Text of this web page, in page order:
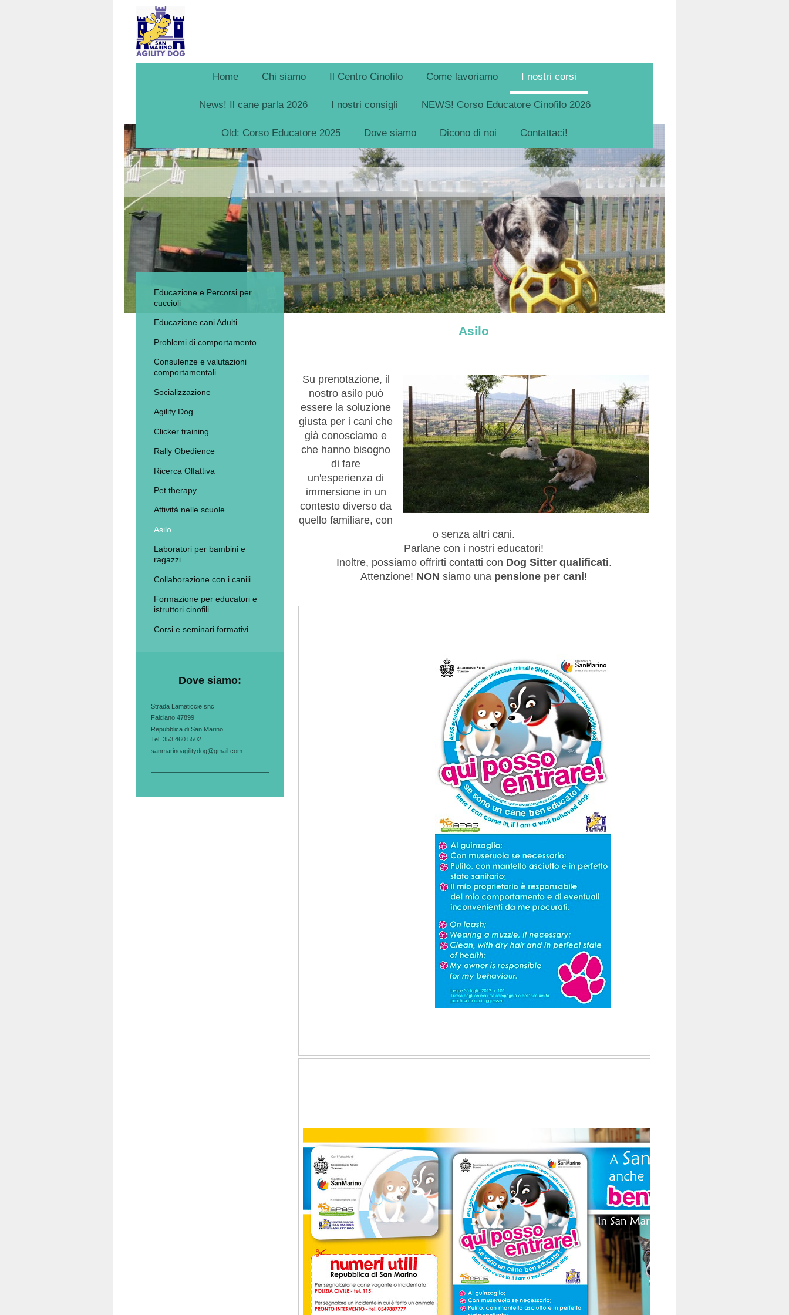
Home Chi siamo Il Centro Cinofilo Come lavoriamo I nostri corsi
News! Il cane parla 2026 I nostri consigli NEWS! Corso Educatore Cinofilo 2026
Old: Corso Educatore 2025 Dove siamo Dicono di noi Contattaci!
Asilo
Su prenotazione, il
nostro asilo può
essere la soluzione
giusta per i cani che
già conosciamo e
che hanno bisogno
di fare
un'esperienza di
immersione in un
contesto diverso da
quello familiare, con
o senza altri cani.
Parlane con i nostri educatori!
Inoltre, possiamo offrirti contatti con Dog Sitter qualificati.
Attenzione! NON siamo una pensione per cani!
Educazione e Percorsi per
cuccioli
Educazione cani Adulti
Problemi di comportamento
Consulenze e valutazioni
comportamentali
Socializzazione
Agility Dog
Clicker training
Rally Obedience
Ricerca Olfattiva
Pet therapy
Attività nelle scuole
Asilo
Laboratori per bambini e
ragazzi
Collaborazione con i canili
Formazione per educatori e
istruttori cinofili
Corsi e seminari formativi
Dove siamo:
Strada Lamaticcie snc
Falciano 47899
Repubblica di San Marino
Tel. 353 460 5502
sanmarinoagilitydog@gmail.com